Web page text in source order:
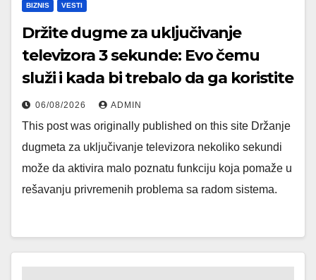
BIZNIS VESTI
Držite dugme za uključivanje
televizora 3 sekunde: Evo čemu
služi i kada bi trebalo da ga koristite
06/08/2026 ADMIN
This post was originally published on this site Držanje
dugmeta za uključivanje televizora nekoliko sekundi
može da aktivira malo poznatu funkciju koja pomaže u
rešavanju privremenih problema sa radom sistema.